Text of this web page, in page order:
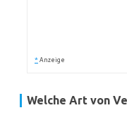
* Anzeige
Welche Art von